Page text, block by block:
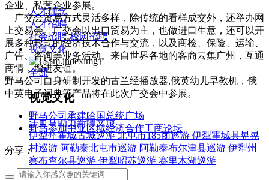
人才理念
人才招聘
社会招聘 校园招聘
视觉文化
全部
视觉文化
汗血马助力新疆文旅
伊犁州霍城古城巡游 北屯市185团巡游 伊犁霍城县晃晃
村巡游 阿勒泰北屯市巡游 阿勒泰布尔津县巡游 伊犁州
察布查尔县巡游 伊犁昭苏巡游 赛里木湖巡游
园区风采
企业、私营企业参展。
广交会贸易方式灵活多样，除传统的看样成交外，还举办网
上交易会。广交会以出口贸易为主，也做进口生意，还可以开
展多种形式的经济技术合作与交流，以及商检、保险、运输、
广告、咨询等业务活动。来自世界各地的客商云集广州，互通
商情，增进友谊。
野马公司自身研制开发的古兰经播放器,俄英幼儿早教机，俄
中英电子词典等产品将在此次广交会中参展。
野马公司承建哈国总统广场
野马参加中亚区域经济合作工商论坛
分享：